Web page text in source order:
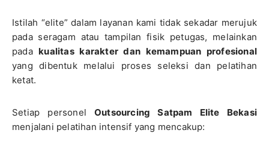
Istilah “elite” dalam layanan kami tidak sekadar merujuk
pada seragam atau tampilan fisik petugas, melainkan
pada kualitas karakter dan kemampuan profesional
yang dibentuk melalui proses seleksi dan pelatihan
ketat.
Setiap personelOutsourcing Satpam Elite Bekasi
menjalani pelatihan intensif yang mencakup: